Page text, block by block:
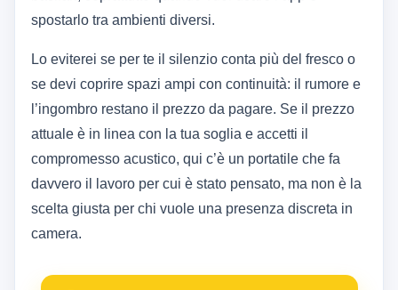
spostarlo tra ambienti diversi.
Lo eviterei se per te il silenzio conta più del fresco o
se devi coprire spazi ampi con continuità: il rumore e
l’ingombro restano il prezzo da pagare. Se il prezzo
attuale è in linea con la tua soglia e accetti il
compromesso acustico, qui c’è un portatile che fa
davvero il lavoro per cui è stato pensato, ma non è la
scelta giusta per chi vuole una presenza discreta in
camera.